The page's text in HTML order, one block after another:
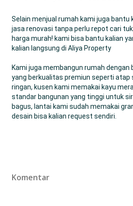
Selain menjual rumah kami juga bantu
jasa renovasi tanpa perlu repot cari
harga murah! kami bisa bantu kalian
kalian langsung di Aliya Property
Kami juga membangun rumah dengan
yang berkualitas premiun seperti atap
ringan, kusen kami memakai kayu
standar bangunan yang tinggi untuk
bagus, lantai kami sudah memakai
desain bisa kalian request sendiri.
Komentar